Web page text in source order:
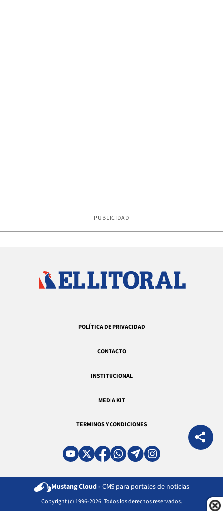
PUBLICIDAD
POLÍTICA DE PRIVACIDAD
CONTACTO
INSTITUCIONAL
MEDIA KIT
TERMINOS Y CONDICIONES
Mustang Cloud - CMS para portales de noticias
Copyright (c) 1996-2026. Todos los derechos reservados.